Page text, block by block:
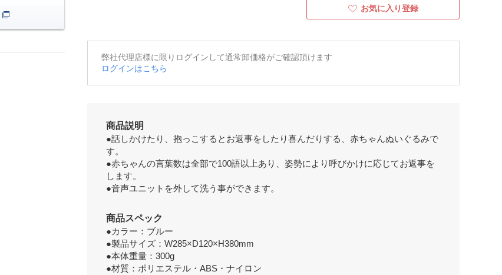
お気に入り登録
弊社代理店様に限りログインして通常卸価格がご確認頂けます
ログインはこちら
商品説明
●話しかけたり、抱っこするとお返事をしたり喜んだりする、赤ちゃんぬいぐるみで
す。
●赤ちゃんの言葉数は全部で100語以上あり、姿勢により呼びかけに応じてお返事を
します。
●音声ユニットを外して洗う事ができます。
商品スペック
●カラー：ブルー
●製品サイズ：W285×D120×H380mm
●本体重量：300g
●材質：ポリエステル・ABS・ナイロン